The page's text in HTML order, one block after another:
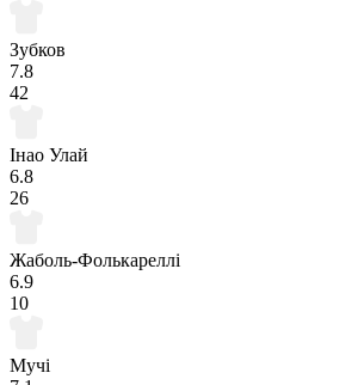
Зубков
7.8
42
Інао Улай
6.8
26
Жаболь-Фолькареллі
6.9
10
Мучі